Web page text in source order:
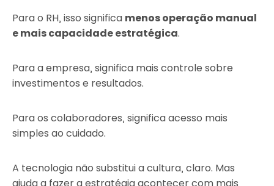
Para o RH, isso significa menos operação manual
e mais capacidade estratégica.
Para a empresa, significa mais controle sobre
investimentos e resultados.
Para os colaboradores, significa acesso mais
simples ao cuidado.
A tecnologia não substitui a cultura, claro. Mas